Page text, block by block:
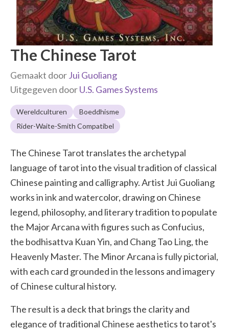
The Chinese Tarot
Gemaakt doorJui Guoliang
Uitgegeven doorU.S. Games Systems
Wereldculturen
Boeddhisme
Rider-Waite-Smith Compatibel
The Chinese Tarot translates the archetypal
language of tarot into the visual tradition of classical
Chinese painting and calligraphy. Artist Jui Guoliang
works in ink and watercolor, drawing on Chinese
legend, philosophy, and literary tradition to populate
the Major Arcana with figures such as Confucius,
the bodhisattva Kuan Yin, and Chang Tao Ling, the
Heavenly Master. The Minor Arcana is fully pictorial,
with each card grounded in the lessons and imagery
of Chinese cultural history.
The result is a deck that brings the clarity and
elegance of traditional Chinese aesthetics to tarot's